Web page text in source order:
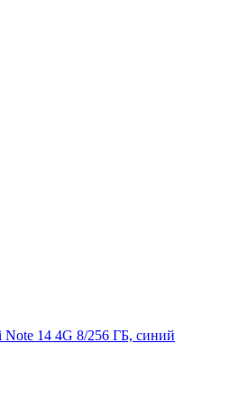
14 4G 8/256 ГБ, синий